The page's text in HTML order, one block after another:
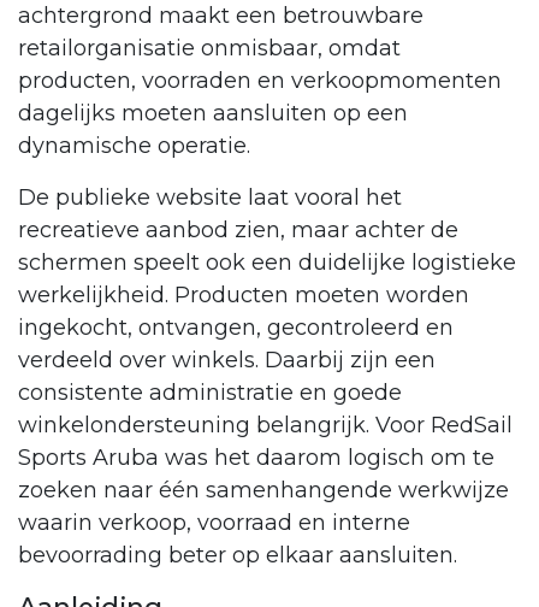
achtergrond maakt een betrouwbare
retailorganisatie onmisbaar, omdat
producten, voorraden en verkoopmomenten
dagelijks moeten aansluiten op een
dynamische operatie.
De publieke website laat vooral het
recreatieve aanbod zien, maar achter de
schermen speelt ook een duidelijke logistieke
werkelijkheid. Producten moeten worden
ingekocht, ontvangen, gecontroleerd en
verdeeld over winkels. Daarbij zijn een
consistente administratie en goede
winkelondersteuning belangrijk. Voor RedSail
Sports Aruba was het daarom logisch om te
zoeken naar één samenhangende werkwijze
waarin verkoop, voorraad en interne
bevoorrading beter op elkaar aansluiten.